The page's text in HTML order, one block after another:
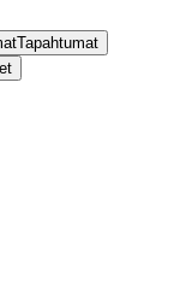
Tapahtumat